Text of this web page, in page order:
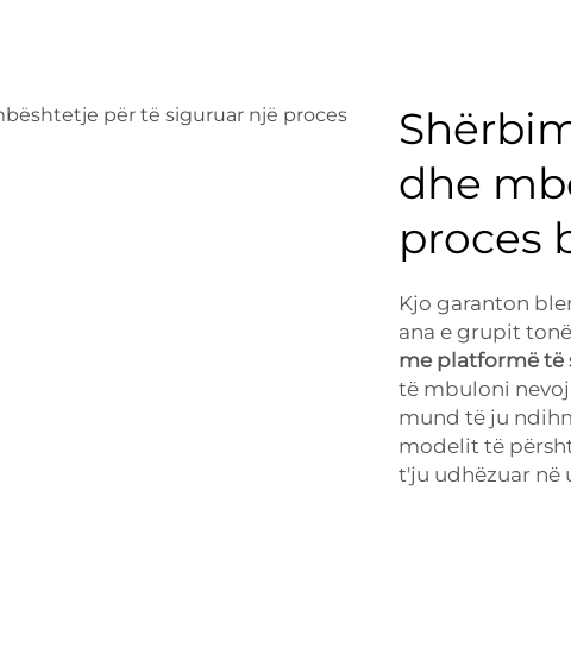
dhe
proces
Kjo garanton
ana e grupit
me platformë të
të mbuloni
mund të ju
modelit të
t'ju udhëzuar në